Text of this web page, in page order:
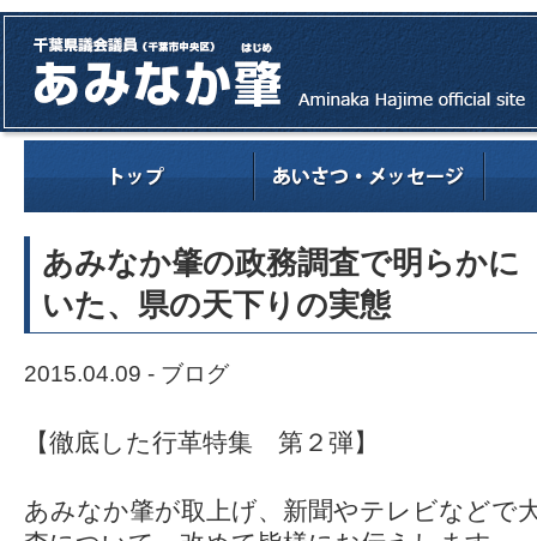
あみなか肇の政務調査で明らか
いた、県の天下りの実態
2015.04.09 - ブログ
【徹底した行革特集 第２弾】
あみなか肇が取上げ、新聞やテレビなどで